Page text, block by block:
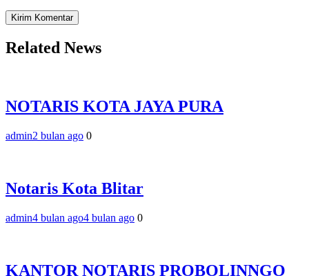
Related News
NOTARIS KOTA JAYA PURA
admin2 bulan ago 0
Notaris Kota Blitar
admin4 bulan ago4 bulan ago 0
KANTOR NOTARIS PROBOLINNGO